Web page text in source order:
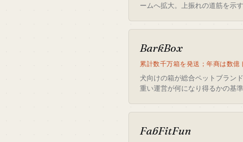
ームへ拡大。上振れの道筋を示
BarkBox
累計数千万箱を発送；年商は数億
犬向けの箱が総合ペットブラン
重い運営が何になり得るかの基
FabFitFun